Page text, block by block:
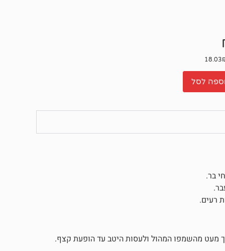
לסל
בר.
רעים.
פרוות הכלב, לשפוך מעט מהשמפו המהול ולעסות היטב עד הופעת קצף.